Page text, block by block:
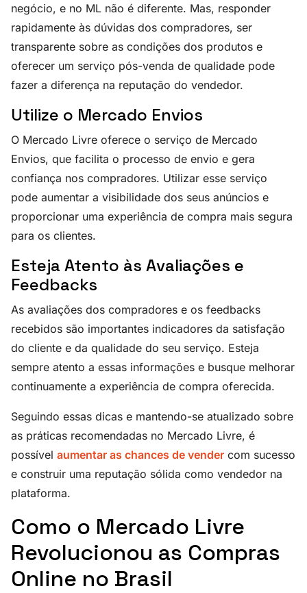
negócio, e no ML não é diferente. Mas, responder
rapidamente às dúvidas dos compradores, ser
transparente sobre as condições dos produtos e
oferecer um serviço pós-venda de qualidade pode
fazer a diferença na reputação do vendedor.
Utilize o Mercado Envios
O Mercado Livre oferece o serviço de Mercado
Envios, que facilita o processo de envio e gera
confiança nos compradores. Utilizar esse serviço
pode aumentar a visibilidade dos seus anúncios e
proporcionar uma experiência de compra mais segura
para os clientes.
Esteja Atento às Avaliações e
Feedbacks
As avaliações dos compradores e os feedbacks
recebidos são importantes indicadores da satisfação
do cliente e da qualidade do seu serviço. Esteja
sempre atento a essas informações e busque melhorar
continuamente a experiência de compra oferecida.
Seguindo essas dicas e mantendo-se atualizado sobre
as práticas recomendadas no Mercado Livre, é
possível aumentar as chances de vender com sucesso
e construir uma reputação sólida como vendedor na
plataforma.
Como o Mercado Livre
Revolucionou as Compras
Online no Brasil